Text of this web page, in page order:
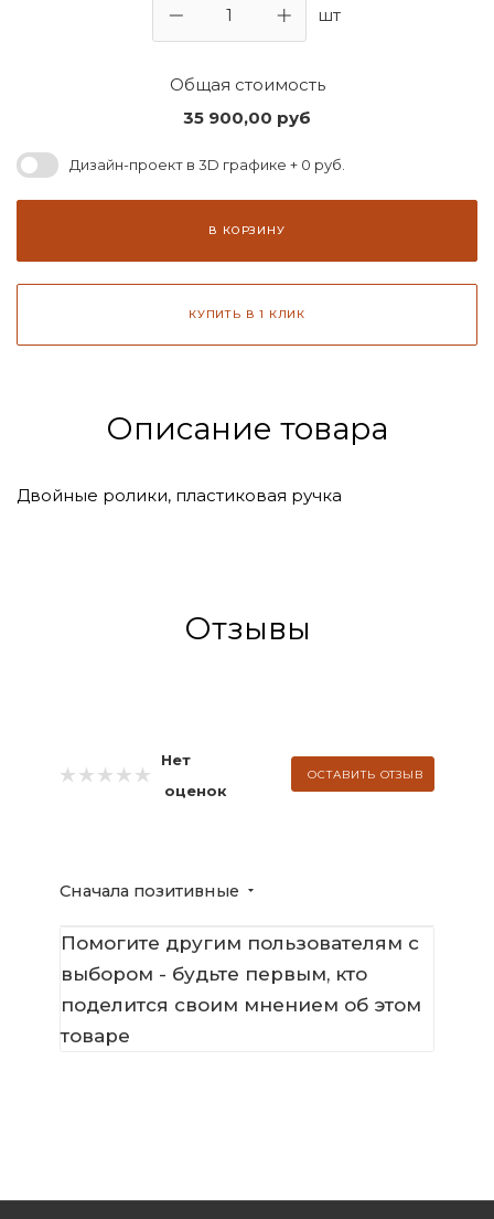
шт
Общая стоимость
35 900,00 руб
Дизайн-проект в 3D графике + 0 руб.
В КОРЗИНУ
КУПИТЬ В 1 КЛИК
Описание товара
Двойные ролики, пластиковая ручка
Отзывы
Нет
оценок
ОСТАВИТЬ ОТЗЫВ
Сначала позитивные
Помогите другим пользователям с
выбором - будьте первым, кто
поделится своим мнением об этом
товаре